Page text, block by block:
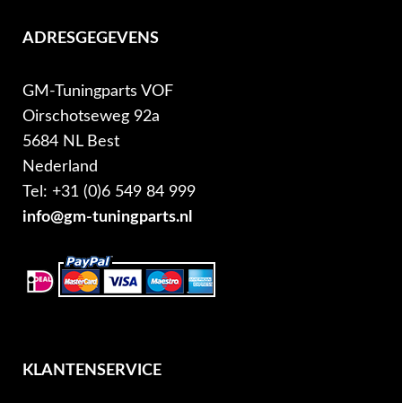
ADRESGEGEVENS
GM-Tuningparts VOF
Oirschotseweg 92a
5684 NL Best
Nederland
Tel: +31 (0)6 549 84 999
info@gm-tuningparts.nl
KLANTENSERVICE